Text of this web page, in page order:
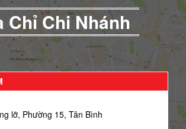
Chỉ Chi Nhánh
lỡ, Phường 15, Tân Bình